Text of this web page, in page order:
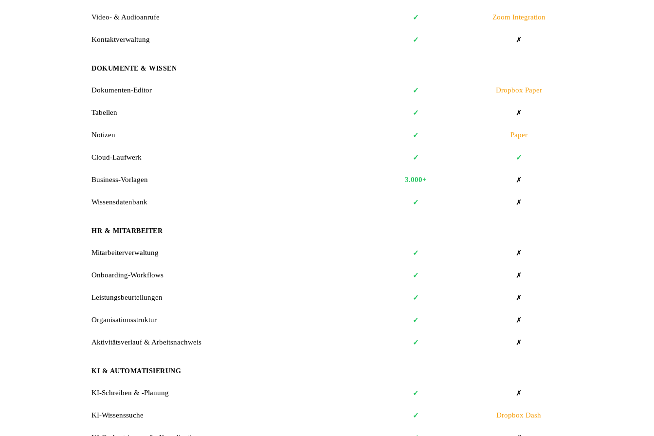
Video- & Audioanrufe ✓ Zoom Integration
Kontaktverwaltung ✓ ✗
DOKUMENTE & WISSEN
Dokumenten-Editor ✓ Dropbox Paper
Tabellen ✓ ✗
Notizen ✓ Paper
Cloud-Laufwerk ✓ ✓
Business-Vorlagen 3.000+ ✗
Wissensdatenbank ✓ ✗
HR & MITARBEITER
Mitarbeiterverwaltung ✓ ✗
Onboarding-Workflows ✓ ✗
Leistungsbeurteilungen ✓ ✗
Organisationsstruktur ✓ ✗
Aktivitätsverlauf & Arbeitsnachweis ✓ ✗
KI & AUTOMATISIERUNG
KI-Schreiben & -Planung ✓ ✗
KI-Wissenssuche ✓ Dropbox Dash